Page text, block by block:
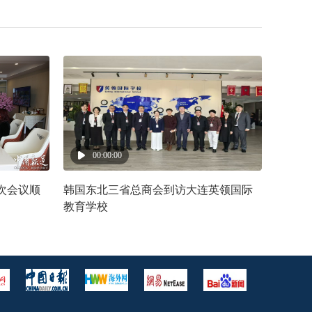
会议顺
韩国东北三省总商会到访大连英领国际
教育学校
00:00:00